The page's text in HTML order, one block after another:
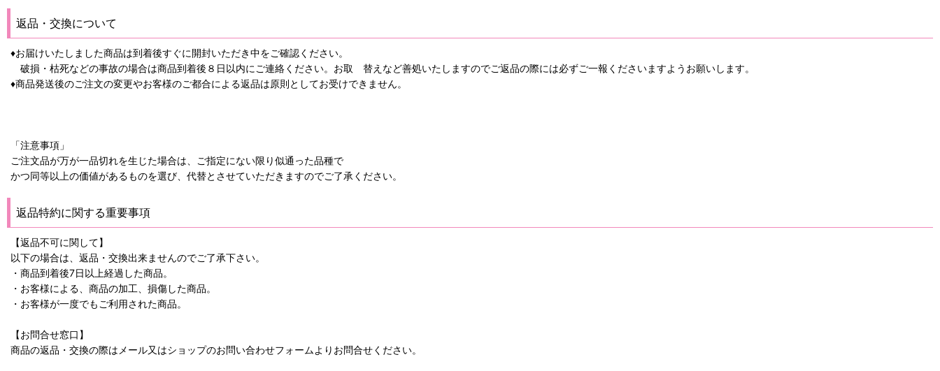
返品・交換について
♦お届けいたしました商品は到着後すぐに開封いただき中をご確認ください。
破損・枯死などの事故の場合は商品到着後８日以内にご連絡ください。お取 替えなど善処いたしますのでご返品の際には必ずご一報くださいますようお願いします。
♦商品発送後のご注文の変更やお客様のご都合による返品は原則としてお受けできません。
「注意事項」
ご注文品が万が一品切れを生じた場合は、ご指定にない限り似通った品種で
かつ同等以上の価値があるものを選び、代替とさせていただきますのでご了承ください。
返品特約に関する重要事項
【返品不可に関して】
以下の場合は、返品・交換出来ませんのでご了承下さい。
・商品到着後7日以上経過した商品。
・お客様による、商品の加工、損傷した商品。
・お客様が一度でもご利用された商品。
【お問合せ窓口】
商品の返品・交換の際はメール又はショップのお問い合わせフォームよりお問合せください。